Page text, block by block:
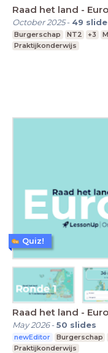
Raad het land -
October 2025- 49
Burgerschap NT2 +3
Praktijkonderwijs
Raad het land -
May 2026-50 slides
newEditor Burgerschap
Praktijkonderwijs
Quiz!